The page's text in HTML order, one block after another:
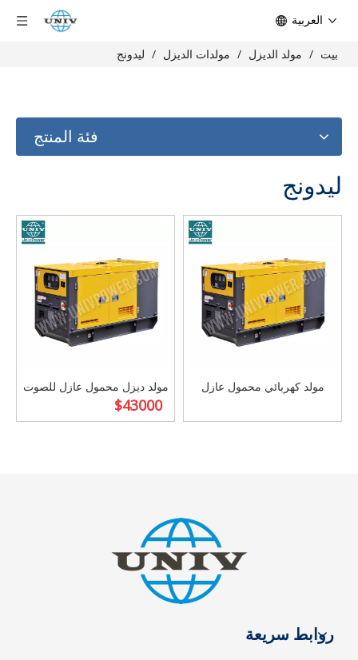
العربية
بيت / مولد الديزل / مولدات الديزل / ليدونج
فئة المنتج
ليدونج
مولد ديزل محمول عازل للصوت
مع محرك LAIDONG للاستخدام
$43000
مولد كهربائي محمول عازل
LAIDONG
روابط سريعة